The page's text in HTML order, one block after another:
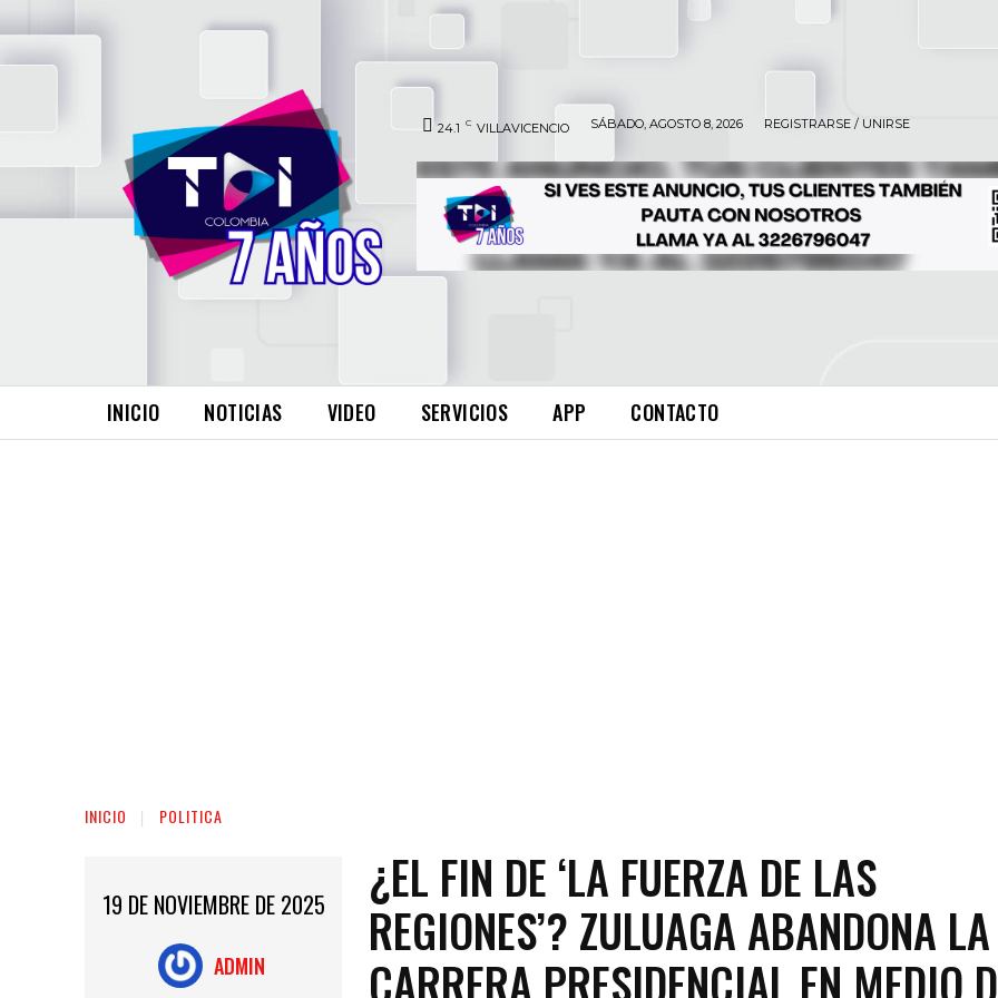
24.1 C VILLAVICENCIO SÁBADO, AGOSTO 8, 2026 REGISTRARSE / UNIRSE
INICIO NOTICIAS VIDEO SERVICIOS APP CONTACTO
INICIO POLITICA
19 DE NOVIEMBRE DE 2025
ADMIN
¿EL FIN DE ‘LA FUERZA DE LAS
REGIONES’? ZULUAGA ABANDONA LA
CARRERA PRESIDENCIAL EN MEDIO